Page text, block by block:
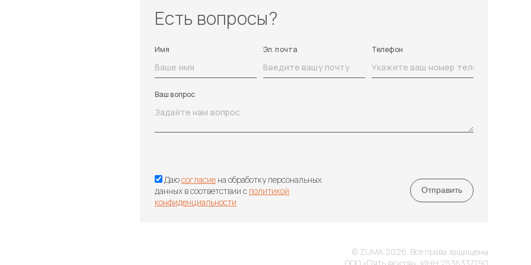
Есть вопросы?
Имя Эл. почта Телефон
Ваш вопрос
Даюсогласие на обработку персональных
данных в соответствии с политикой
конфиденциальности
© ZUMA 2026. Все права защищены
ООО «Пять вкусов», ИНН 2536337190